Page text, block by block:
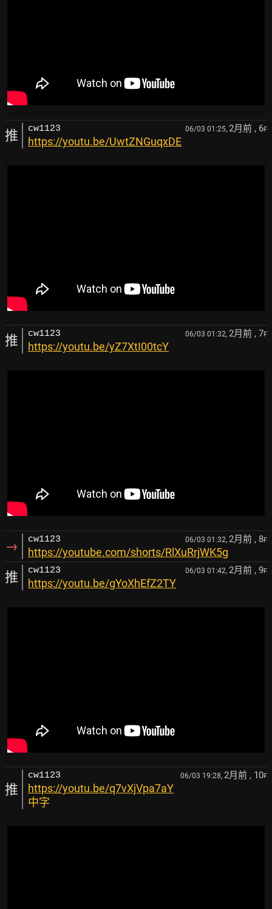
推 cw1123 06/03 01:25, 2月前 , 6F
https://youtu.be/UwtZNGuqxDE
推 cw1123 06/03 01:32, 2月前 , 7F
https://youtu.be/yZ7XtI00tcY
→ cw1123 06/03 01:32, 2月前 , 8F
https://youtube.com/shorts/RlXuRrjWK5g
推 cw1123 06/03 01:42, 2月前 , 9F
https://youtu.be/gYoXhEfZ2TY
推
cw1123 06/03 19:28, 2月前 , 10F
https://youtu.be/q7vXjVpa7aY
中字